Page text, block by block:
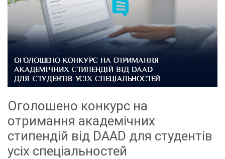
Оголошено конкурс на
отримання академічних
стипендій від DAAD для студентів
усіх спеціальностей